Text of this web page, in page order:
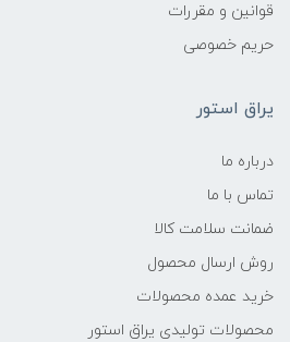
قوانین و مقررات
حریم خصوصی
یراق استور
درباره ما
تماس با ما
ضمانت سلامت کالا
روش ارسال محصول
خرید عمده محصولات
محصولات تولیدی یراق استور